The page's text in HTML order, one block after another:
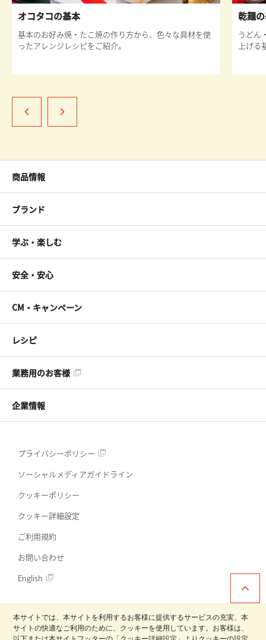
オコタコの基本
基本のお好み焼・たこ焼の作り方から、色々な具材を使
ったアレンジレシピをご紹介。
乾麺
うどん
上げ
商品情報
ブランド
学ぶ・楽しむ
安全・安心
CM・キャンペーン
レシピ
業務用のお客様
企業情報
プライバシーポリシー
ソーシャルメディアガイドライン
クッキーポリシー
クッキー詳細設定
ご利用規約
お問い合わせ
English
本サイトでは、本サイトを利用するお客様に提供するサービスの充実、本
サイトの快適なご利用のために、クッキーを使用しています。お客様は、